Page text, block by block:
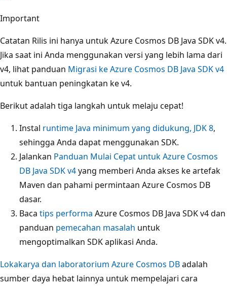
Important
Catatan Rilis ini hanya untuk Azure Cosmos DB Java SDK v4.
Jika saat ini Anda menggunakan versi yang lebih lama dari
v4, lihat panduan Migrasi ke Azure Cosmos DB Java SDK v4
untuk bantuan peningkatan ke v4.
Berikut adalah tiga langkah untuk melaju cepat!
Instal runtime Java minimum yang didukung, JDK 8,
sehingga Anda dapat menggunakan SDK.
Jalankan Panduan Mulai Cepat untuk Azure Cosmos
DB Java SDK v4yang memberi Anda akses ke artefak
Maven dan pahami permintaan Azure Cosmos DB
dasar.
Baca tips performa Azure Cosmos DB Java SDK v4 dan
panduan pemecahan masalah untuk
mengoptimalkan SDK aplikasi Anda.
Lokakarya dan laboratorium Azure Cosmos DBadalah
sumber daya hebat lainnya untuk mempelajari cara